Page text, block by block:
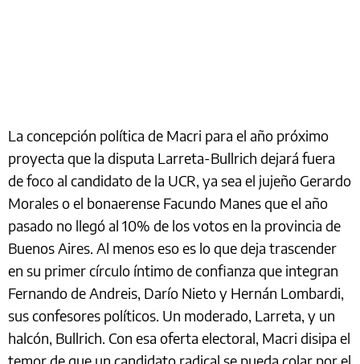
La concepción política de Macri para el año próximo
proyecta que la disputa Larreta-Bullrich dejará fuera
de foco al candidato de la UCR, ya sea el jujeño Gerardo
Morales o el bonaerense Facundo Manes que el año
pasado no llegó al 10% de los votos en la provincia de
Buenos Aires. Al menos eso es lo que deja trascender
en su primer círculo íntimo de confianza que integran
Fernando de Andreis, Darío Nieto y Hernán Lombardi,
sus confesores políticos. Un moderado, Larreta, y un
halcón, Bullrich. Con esa oferta electoral, Macri disipa el